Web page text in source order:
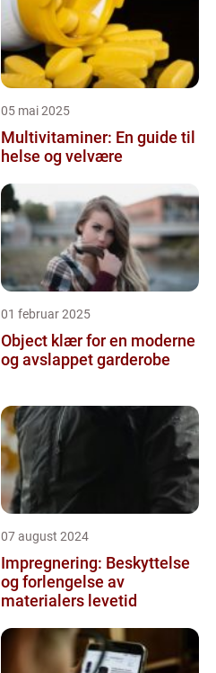
05 mai 2025
Multivitaminer: En guide til
helse og velvære
01 februar 2025
Object klær for en moderne
og avslappet garderobe
07 august 2024
Impregnering: Beskyttelse
og forlengelse av
materialers levetid